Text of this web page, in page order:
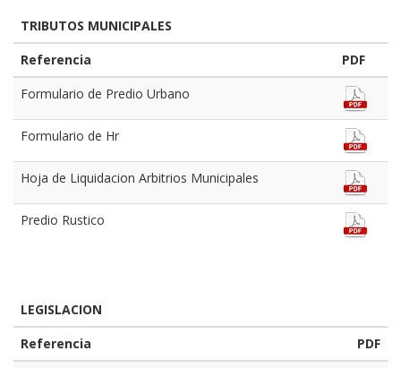
TRIBUTOS MUNICIPALES
Referencia
PDF
Formulario de Predio Urbano
Formulario de Hr
Hoja de Liquidacion Arbitrios Municipales
Predio Rustico
LEGISLACION
Referencia
PDF